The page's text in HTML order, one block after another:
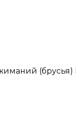
(брусья)